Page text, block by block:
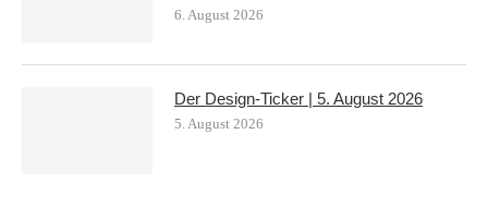
6. August 2026
Der Design-Ticker | 5. August 2026
5. August 2026